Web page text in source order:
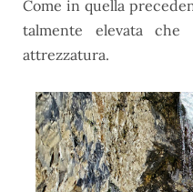
Come in quella
talmente elevata
attrezzatura.